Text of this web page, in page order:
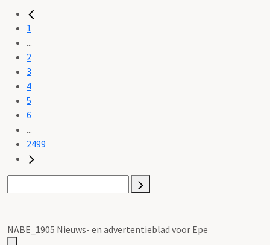
1
...
2
3
4
5
6
...
2499
NABE_1905 Nieuws- en advertentieblad voor Epe